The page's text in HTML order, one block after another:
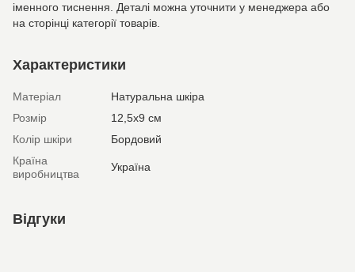
іменного тиснення. Деталі можна уточнити у менеджера або
на сторінці категорії товарів.
Характеристики
Матеріал
Натуральна шкіра
Розмір
12,5х9 см
Колір шкіри
Бордовий
Країна
виробництва
Україна
Відгуки